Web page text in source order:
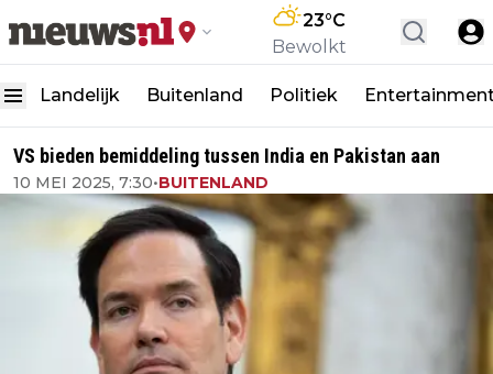
23°C
Bewolkt
Landelijk Buitenland Politiek
VS bieden bemiddeling tussen India en Pakistan aan
10 MEI 2025, 7:30•BUITENLAND